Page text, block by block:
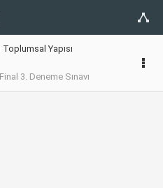
Toplumsal Yapısı
3. Deneme Sınavı